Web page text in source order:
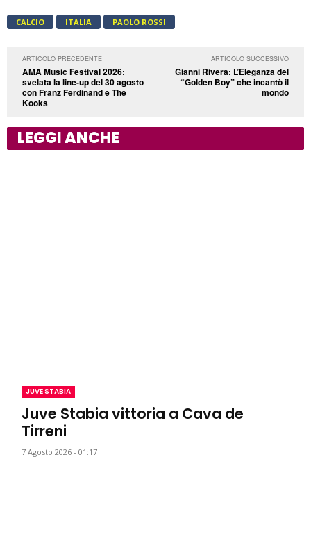
CALCIO ITALIA PAOLO ROSSI
ARTICOLO PRECEDENTE
AMA Music Festival 2026:
svelata la line-up del 30 agosto
con Franz Ferdinand e The
Kooks
ARTICOLO SUCCESSIVO
Gianni Rivera: L’Eleganza del
“Golden Boy” che incantò il
mondo
LEGGI ANCHE
JUVE STABIA
Juve Stabia vittoria a Cava de
Tirreni
7 Agosto 2026 - 01:17